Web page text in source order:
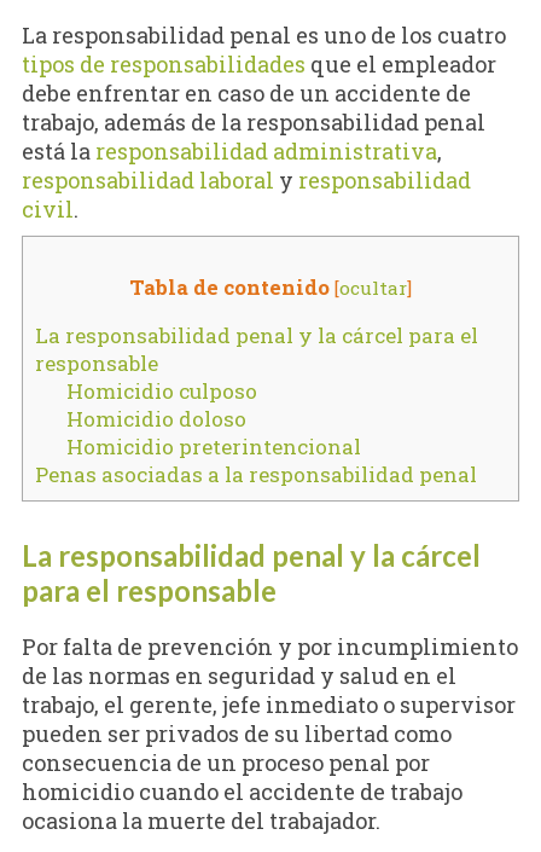
La responsabilidad penal es uno de los cuatro
tipos de responsabilidades que el empleador
debe enfrentar en caso de un accidente de
trabajo, además de la responsabilidad penal
está la responsabilidad administrativa,
responsabilidad laboral y responsabilidad
civil.
Tabla de contenido [ocultar]
La responsabilidad penal y la cárcel para el
responsable
Homicidio culposo
Homicidio doloso
Homicidio preterintencional
Penas asociadas a la responsabilidad penal
La responsabilidad penal y la cárcel
para el responsable
Por falta de prevención y por incumplimiento
de las normas en seguridad y salud en el
trabajo, el gerente, jefe inmediato o supervisor
pueden ser privados de su libertad como
consecuencia de un proceso penal por
homicidio cuando el accidente de trabajo
ocasiona la muerte del trabajador.